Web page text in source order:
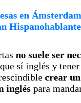
en
no suele ser
sí inglés y tener
crear
inglés para